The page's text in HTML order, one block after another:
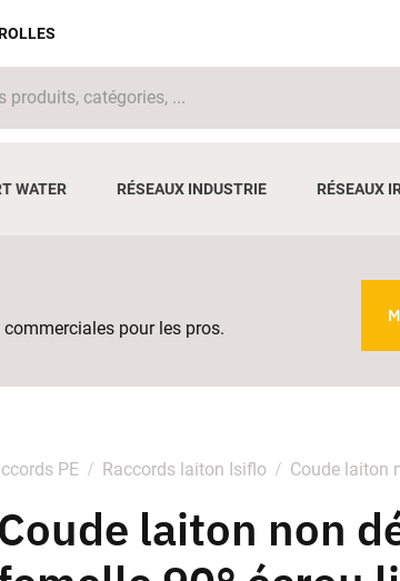
WATER RÉSEAUX INDUSTRIE RÉSEAUX
pour les pros.
PE Raccords laiton Isiflo Coude laiton
Coude laiton non